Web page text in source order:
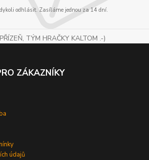
odhlásit. Zasíláme jednou za 14 dní.
TÝM HRAČKY KALTOM .-)
ZÁKAZNÍKY
údajů